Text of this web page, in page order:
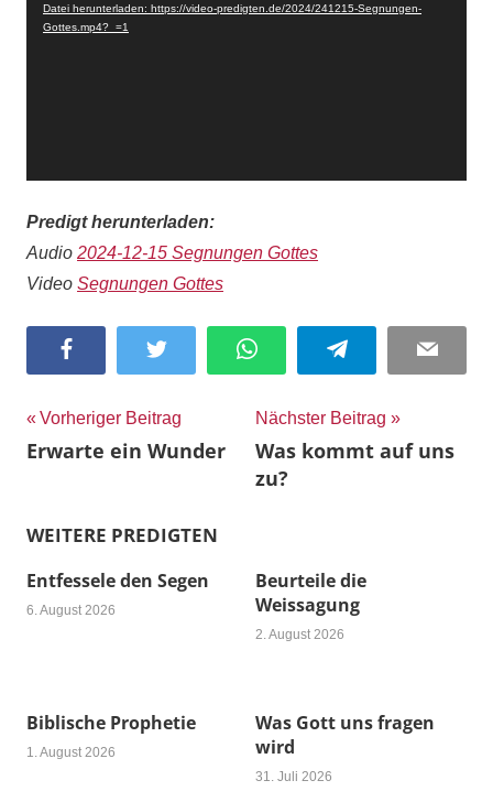
Datei herunterladen: https://video-predigten.de/2024/241215-Segnungen-
Gottes.mp4?_=1
Predigt herunterladen:
Audio 2024-12-15 Segnungen Gottes
Video Segnungen Gottes
Facebook Twitter WhatsApp Telegram Email
Beitragsnavigation
Vorheriger Beitrag
Erwarte ein Wunder
Nächster Beitrag
Was kommt auf uns
zu?
WEITERE PREDIGTEN
Entfessele den Segen
6. August 2026
Beurteile die
Weissagung
2. August 2026
Biblische Prophetie
1. August 2026
Was Gott uns fragen
wird
31. Juli 2026